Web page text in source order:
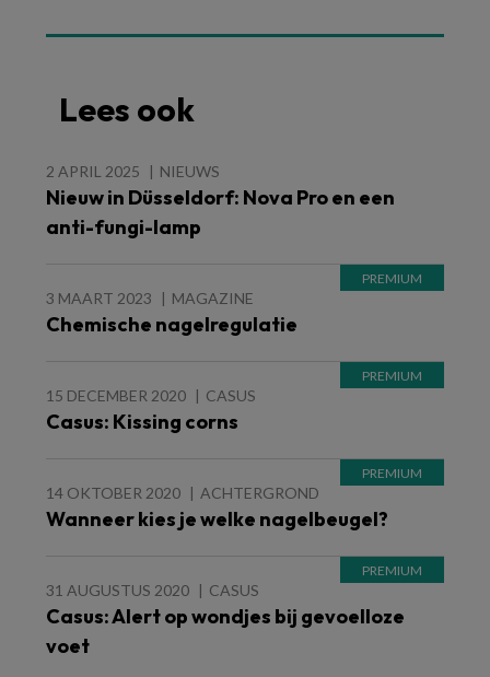
Lees ook
2 APRIL 2025 NIEUWS
Nieuw in Düsseldorf: Nova Pro en een
anti-fungi-lamp
3 MAART 2023 MAGAZINE
Chemische nagelregulatie
15 DECEMBER 2020 CASUS
Casus: Kissing corns
14 OKTOBER 2020 ACHTERGROND
Wanneer kies je welke nagelbeugel?
31 AUGUSTUS 2020 CASUS
Casus: Alert op wondjes bij gevoelloze
voet